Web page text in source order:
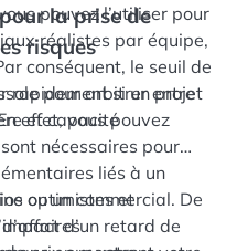
pouvez l’utiliser pour
réalistes par équipe,
conséquent, le seuil de
pour arbitrer entre
et capacité
la prise de
risques
rapidement si un projet
effet, vous pouvez
nécessaires pour
liés à un
ou un commercial. De
d’un retard de
optimistes et